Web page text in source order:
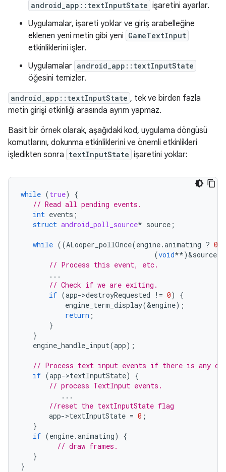
android_app::textInputState işaretini ayarlar.
Uygulamalar, işareti yoklar ve giriş arabelleğine
eklenen yeni metin gibi yeni GameTextInput
etkinliklerini işler.
Uygulamalar android_app::textInputState
öğesini temizler.
android_app::textInputState , tek ve birden fazla
metin girişi etkinliği arasında ayrım yapmaz.
Basit bir örnek olarak, aşağıdaki kod, uygulama döngüsü
komutlarını, dokunma etkinliklerini ve önemli etkinlikleri
işledikten sonra textInputState işaretini yoklar:
while (true)
{
// Read all pending events.
int events ;
struct android_poll_source* source ;
while ((ALooper_pollOnce(engine.animating ? 0
(void**)&source
// Process this event, etc.
...
// Check if we are exiting.
if (app->destroyRequested != 0)
{
engine_term_display(&engine);
return ;
}
}
engine_handle_input(app);
// Process text input events if there is any
if (app->textInputState)
{
// process TextInput events.
...
//reset the textInputState flag
app->textInputState = 0 ;
}
if (engine.animating)
{
// draw frames.
}
}